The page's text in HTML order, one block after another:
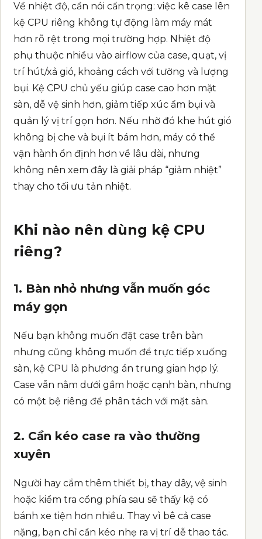
Về nhiệt độ, cần nói cẩn trọng: việc kê case lên
kệ CPU riêng không tự động làm máy mát
hơn rõ rệt trong mọi trường hợp. Nhiệt độ
phụ thuộc nhiều vào airflow của case, quạt, vị
trí hút/xả gió, khoảng cách với tường và lượng
bụi. Kệ CPU chủ yếu giúp case cao hơn mặt
sàn, dễ vệ sinh hơn, giảm tiếp xúc ẩm bụi và
quản lý vị trí gọn hơn. Nếu nhờ đó khe hút gió
không bị che và bụi ít bám hơn, máy có thể
vận hành ổn định hơn về lâu dài, nhưng
không nên xem đây là giải pháp “giảm nhiệt”
thay cho tối ưu tản nhiệt.
Khi nào nên dùng kệ CPU
riêng?
1. Bàn nhỏ nhưng vẫn muốn góc
máy gọn
Nếu bạn không muốn đặt case trên bàn
nhưng cũng không muốn để trực tiếp xuống
sàn, kệ CPU là phương án trung gian hợp lý.
Case vẫn nằm dưới gầm hoặc cạnh bàn, nhưng
có một bệ riêng để phân tách với mặt sàn.
2. Cần kéo case ra vào thường
xuyên
Người hay cắm thêm thiết bị, thay dây, vệ sinh
hoặc kiểm tra cổng phía sau sẽ thấy kệ có
bánh xe tiện hơn nhiều. Thay vì bê cả case
nặng, bạn chỉ cần kéo nhẹ ra vị trí dễ thao tác.